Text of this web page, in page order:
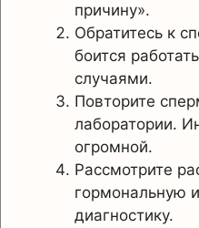
причину».
Обратитесь к
боится
случаями.
Повторите
лаборатории.
огромной.
Рассмотрите
гормональную
диагностику.